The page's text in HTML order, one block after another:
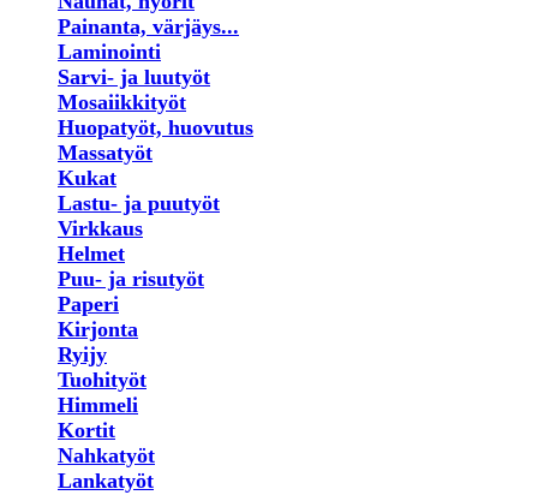
Painanta, värjäys...
Laminointi
Sarvi- ja luutyöt
Mosaiikkityöt
Huopatyöt, huovutus
Massatyöt
Kukat
Lastu- ja puutyöt
Virkkaus
Helmet
Puu- ja risutyöt
Paperi
Kirjonta
Ryijy
Tuohityöt
Himmeli
Kortit
Nahkatyöt
Lankatyöt